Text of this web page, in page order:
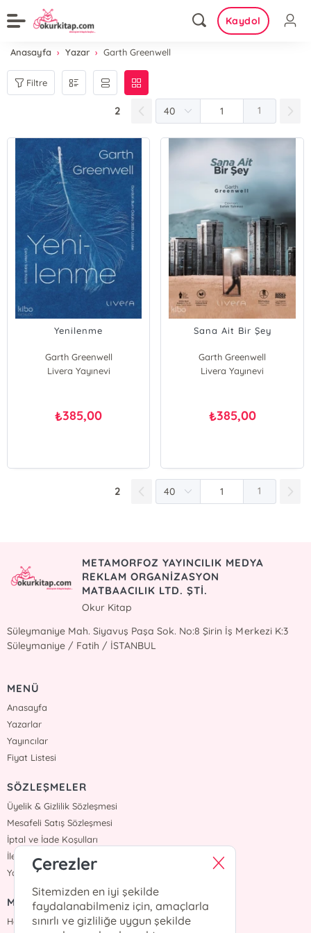
Kaydol
Anasayfa Yazar Garth Greenwell
Filtre
2 1
Yenilenme
Garth Greenwell
Livera Yayınevi
₺385,00
Sana Ait Bir Şey
Garth Greenwell
Livera Yayınevi
₺385,00
2 1
METAMORFOZ YAYINCILIK MEDYA
REKLAM ORGANİZASYON
MATBAACILIK LTD. ŞTİ.
Okur Kitap
Süleymaniye Mah. Siyavuş Paşa Sok. No:8 Şirin İş Merkezi K:3
Süleymaniye / Fatih / İSTANBUL
MENÜ
Anasayfa
Yazarlar
Yayıncılar
Fiyat Listesi
SÖZLEŞMELER
Üyelik & Gizlilik Sözleşmesi
Mesafeli Satış Sözleşmesi
İptal ve İade Koşulları
İletişim
Yardım
MÜŞTERİ HİZMETLERİ
Hafta içi :09:00 - 18:00
Çerezler
Sitemizden en iyi şekilde
faydalanabilmeniz için, amaçlarla
sınırlı ve gizliliğe uygun şekilde